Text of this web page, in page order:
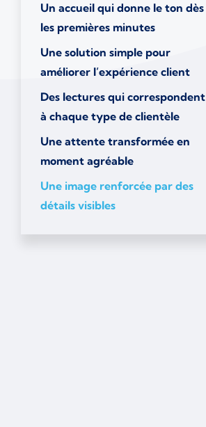
Un accueil qui donne le ton dès
les premières minutes
Une solution simple pour
améliorer l’expérience client
Des lectures qui correspondent
à chaque type de clientèle
Une attente transformée en
moment agréable
Une image renforcée par des
détails visibles